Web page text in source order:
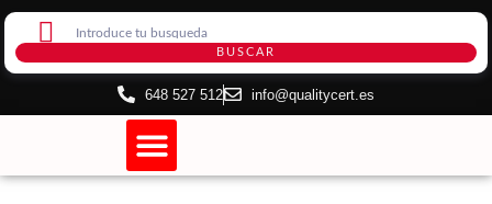
BUSCAR
648 527 512 info@qualitycert.es